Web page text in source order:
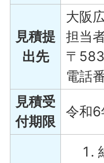
見積提
出先
大阪
担当
〒
電話
見積受
付期限
令和